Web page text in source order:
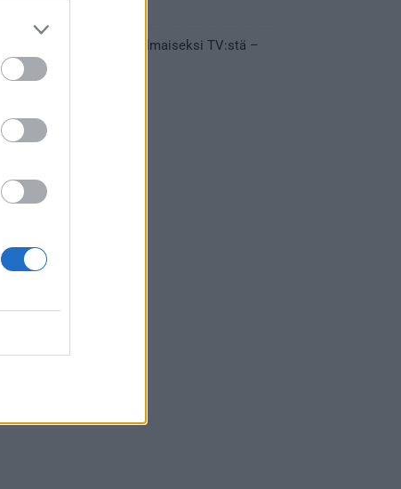
Suomi – Tshekki näkyy ilmaiseksi TV:stä –
näin aukeaa live stream
28.05.2026 15:09